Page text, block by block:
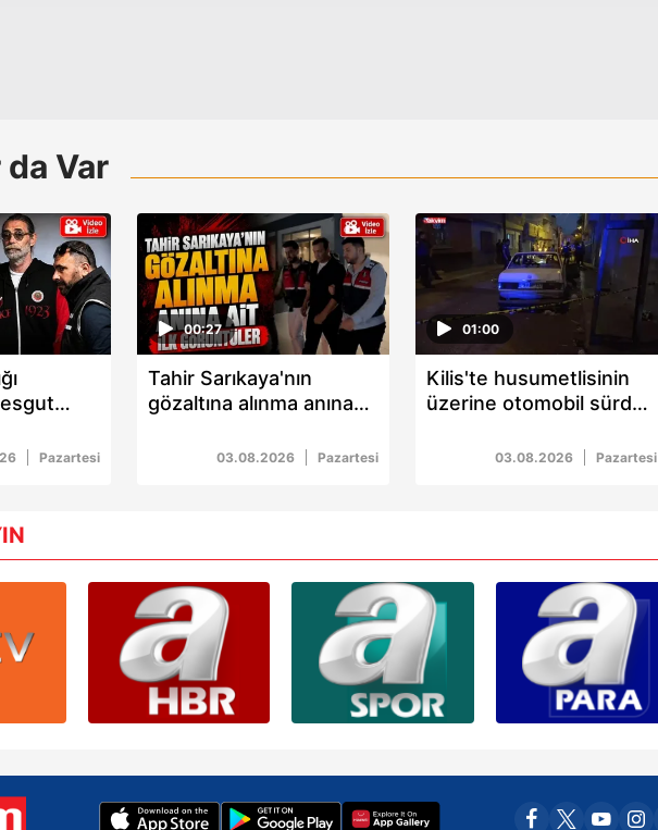
olarak kullanılan çerezlerle ilgili bilgi almak için lütfen
Var
Pazartesi
00:27
Tahir Sarıkaya'nın
gözaltına alınma anına
03.08.2026 Pazartesi
01:00
Kilis'te husumetlisinin
üzerine otomobil sürdü:
03.08.2026 Pazartesi